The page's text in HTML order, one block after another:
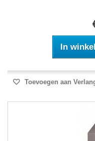
In
Toevoegen aan